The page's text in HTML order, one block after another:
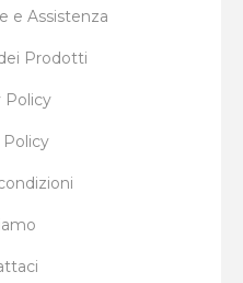
e Assistenza
Prodotti
Policy
Policy